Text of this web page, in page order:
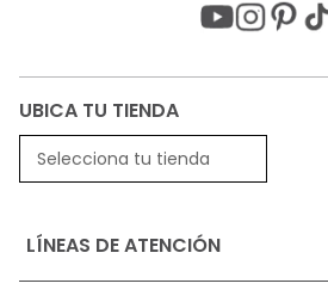
UBICA TU TIENDA
Selecciona tu tienda
LÍNEAS DE ATENCIÓN